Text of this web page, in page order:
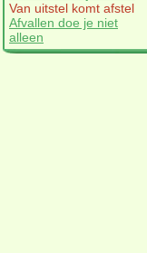
Van uitstel komt afstel
Afvallen doe je niet
alleen